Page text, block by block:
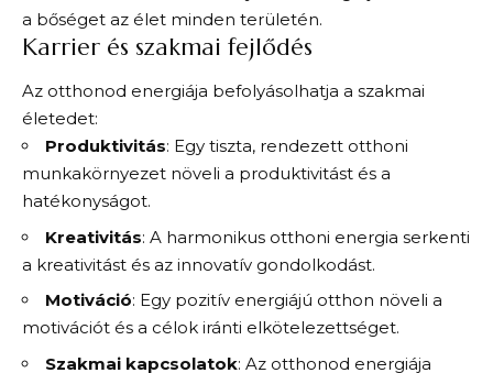
a bőséget az élet minden területén.
Karrier és szakmai fejlődés
Az otthonod energiája befolyásolhatja a szakmai
életedet:
Produktivitás: Egy tiszta, rendezett otthoni
munkakörnyezet növeli a produktivitást és a
hatékonyságot.
Kreativitás: A harmonikus otthoni energia serkenti
a kreativitást és az innovatív gondolkodást.
Motiváció: Egy pozitív energiájú otthon növeli a
motivációt és a célok iránti elkötelezettséget.
Szakmai kapcsolatok: Az otthonod energiája